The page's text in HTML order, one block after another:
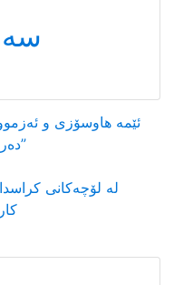
دەربارەی کتێبی “پشوویەکی بێمانا”
لە لۆچەکانی